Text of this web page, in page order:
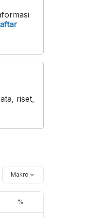
riset,
Makro
%